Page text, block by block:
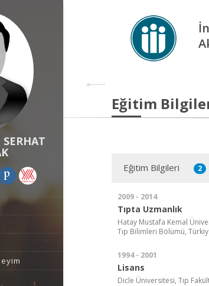
Eğitim
Eğitim Bilgileri 2
2009 - 2014
Tıpta Uzmanlık
Hatay Mustafa Kemal
Tıp Bilimleri Bölümü,
1994 - 2001
Lisans
Dicle Üniversitesi, Tıp